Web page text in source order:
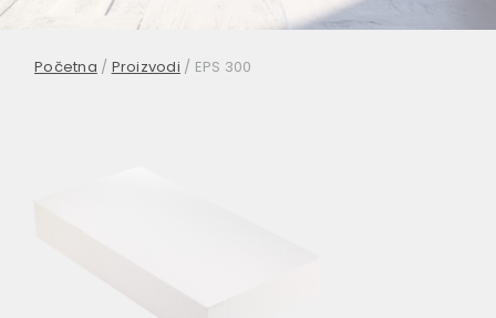
Početna / Proizvodi / EPS 300